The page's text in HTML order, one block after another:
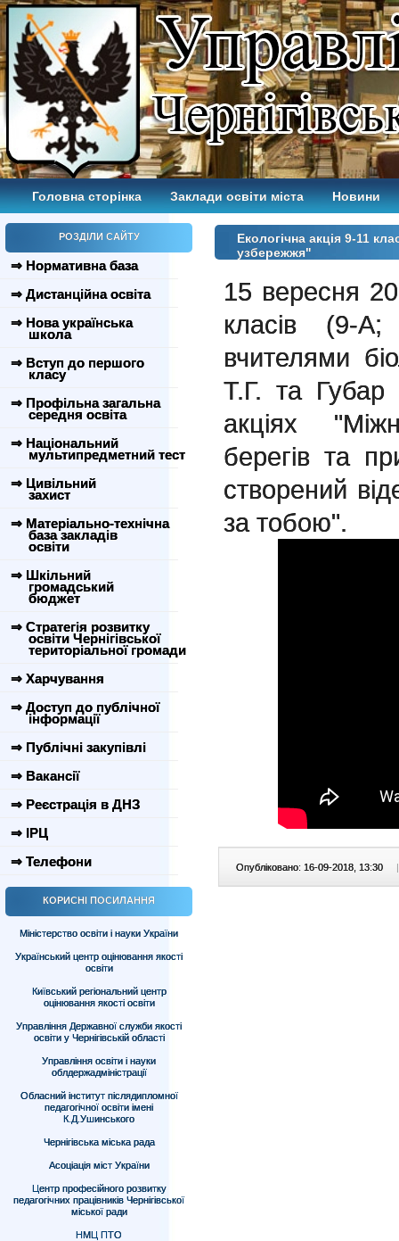
Головна сторінка Заклади освіти міста Новини
РОЗДІЛИ САЙТУ
⇒ Нормативна база
⇒ Дистанційна освіта
⇒ Нова українська
школа
⇒ Вступ до першого
класу
⇒ Профільна загальна
середня освіта
⇒ Національний
мультипредметний тест
⇒ Цивільний
захист
⇒ Матеріально-технічна
база закладів
освіти
⇒ Шкільний
громадський
бюджет
⇒ Стратегія розвитку
освіти Чернігівської
територіальної громади
⇒ Харчування
⇒ Доступ до публічної
інформації
⇒ Публічні закупівлі
⇒ Вакансії
⇒ Реєстрація в ДНЗ
⇒ ІРЦ
⇒ Телефони
КОРИСНІ ПОСИЛАННЯ
Міністерство освіти і науки України
Український центр оцінювання якості
освіти
Київський регіональний центр
оцінювання якості освіти
Управління Державної служби якості
освіти у Чернігівській області
Управління освіти і науки
облдержадміністрації
Обласний інститут післядипломної
педагогічної освіти імені
К.Д.Ушинського
Чернігівська міська рада
Асоціація міст України
Центр професійного розвитку
педагогічних працівників Чернігівської
міської ради
НМЦ ПТО
Екологічна акція 9-11
узбережжя"
15 вересня
класів (9-
вчителями
Т.Г. та Губар
акціях
берегів та
створений
за тобою".
Опубліковано: 16-09-2018, 13:30 |